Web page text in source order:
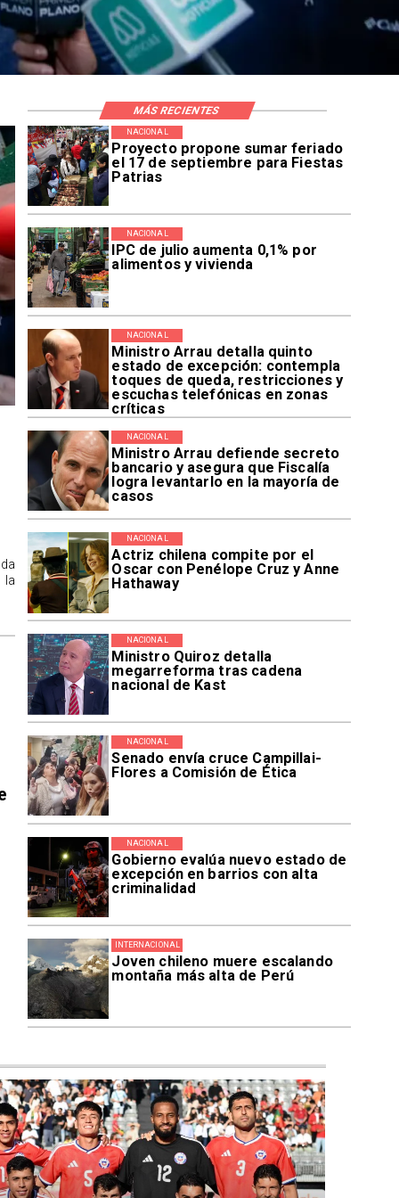
Proyecto propone sumar feriado
el 17 de septiembre para Fiestas
Patrias
NACIONAL
IPC de julio aumenta 0,1% por
alimentos y vivienda
NACIONAL
Ministro Arrau detalla quinto
estado de excepción: contempla
toques de queda, restricciones y
escuchas telefónicas en zonas
críticas
NACIONAL
Ministro Arrau defiende secreto
bancario y asegura que Fiscalía
logra levantarlo en la mayoría de
casos
NACIONAL
Actriz chilena compite por el
Oscar con Penélope Cruz y Anne
Hathaway
NACIONAL
Ministro Quiroz detalla
megarreforma tras cadena
nacional de Kast
NACIONAL
Senado envía cruce Campillai-
Flores a Comisión de Ética
NACIONAL
Gobierno evalúa nuevo estado de
excepción en barrios con alta
criminalidad
NACIONAL
Joven chileno muere escalando
montaña más alta de Perú
INTERNACIONAL
la
MÁS RECIENTES